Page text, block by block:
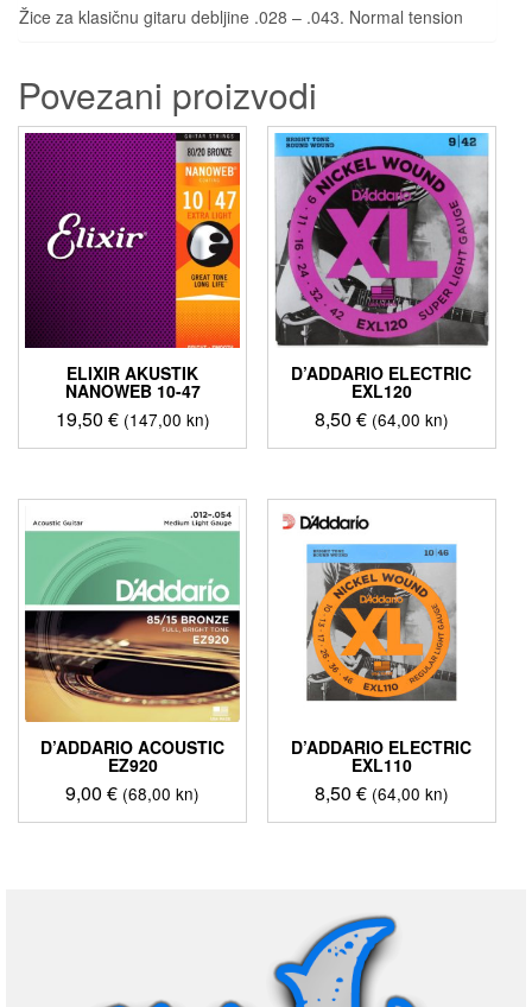
Žice za klasičnu gitaru debljine .028 – .043. Normal tension
Povezani proizvodi
ELIXIR AKUSTIK
NANOWEB 10-47
19,50 € (147,00 kn)
D’ADDARIO ELECTRIC
EXL120
8,50 € (64,00 kn)
D’ADDARIO ACOUSTIC
EZ920
9,00€ (68,00 kn)
D’ADDARIO ELECTRIC
EXL110
8,50 € (64,00 kn)